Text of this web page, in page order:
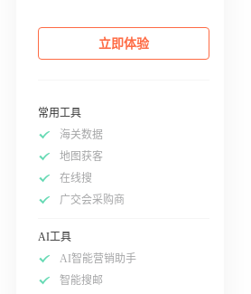
立即体验
常用工具
海关数据
地图获客
在线搜
广交会采购商
AI工具
AI智能营销助手
智能搜邮